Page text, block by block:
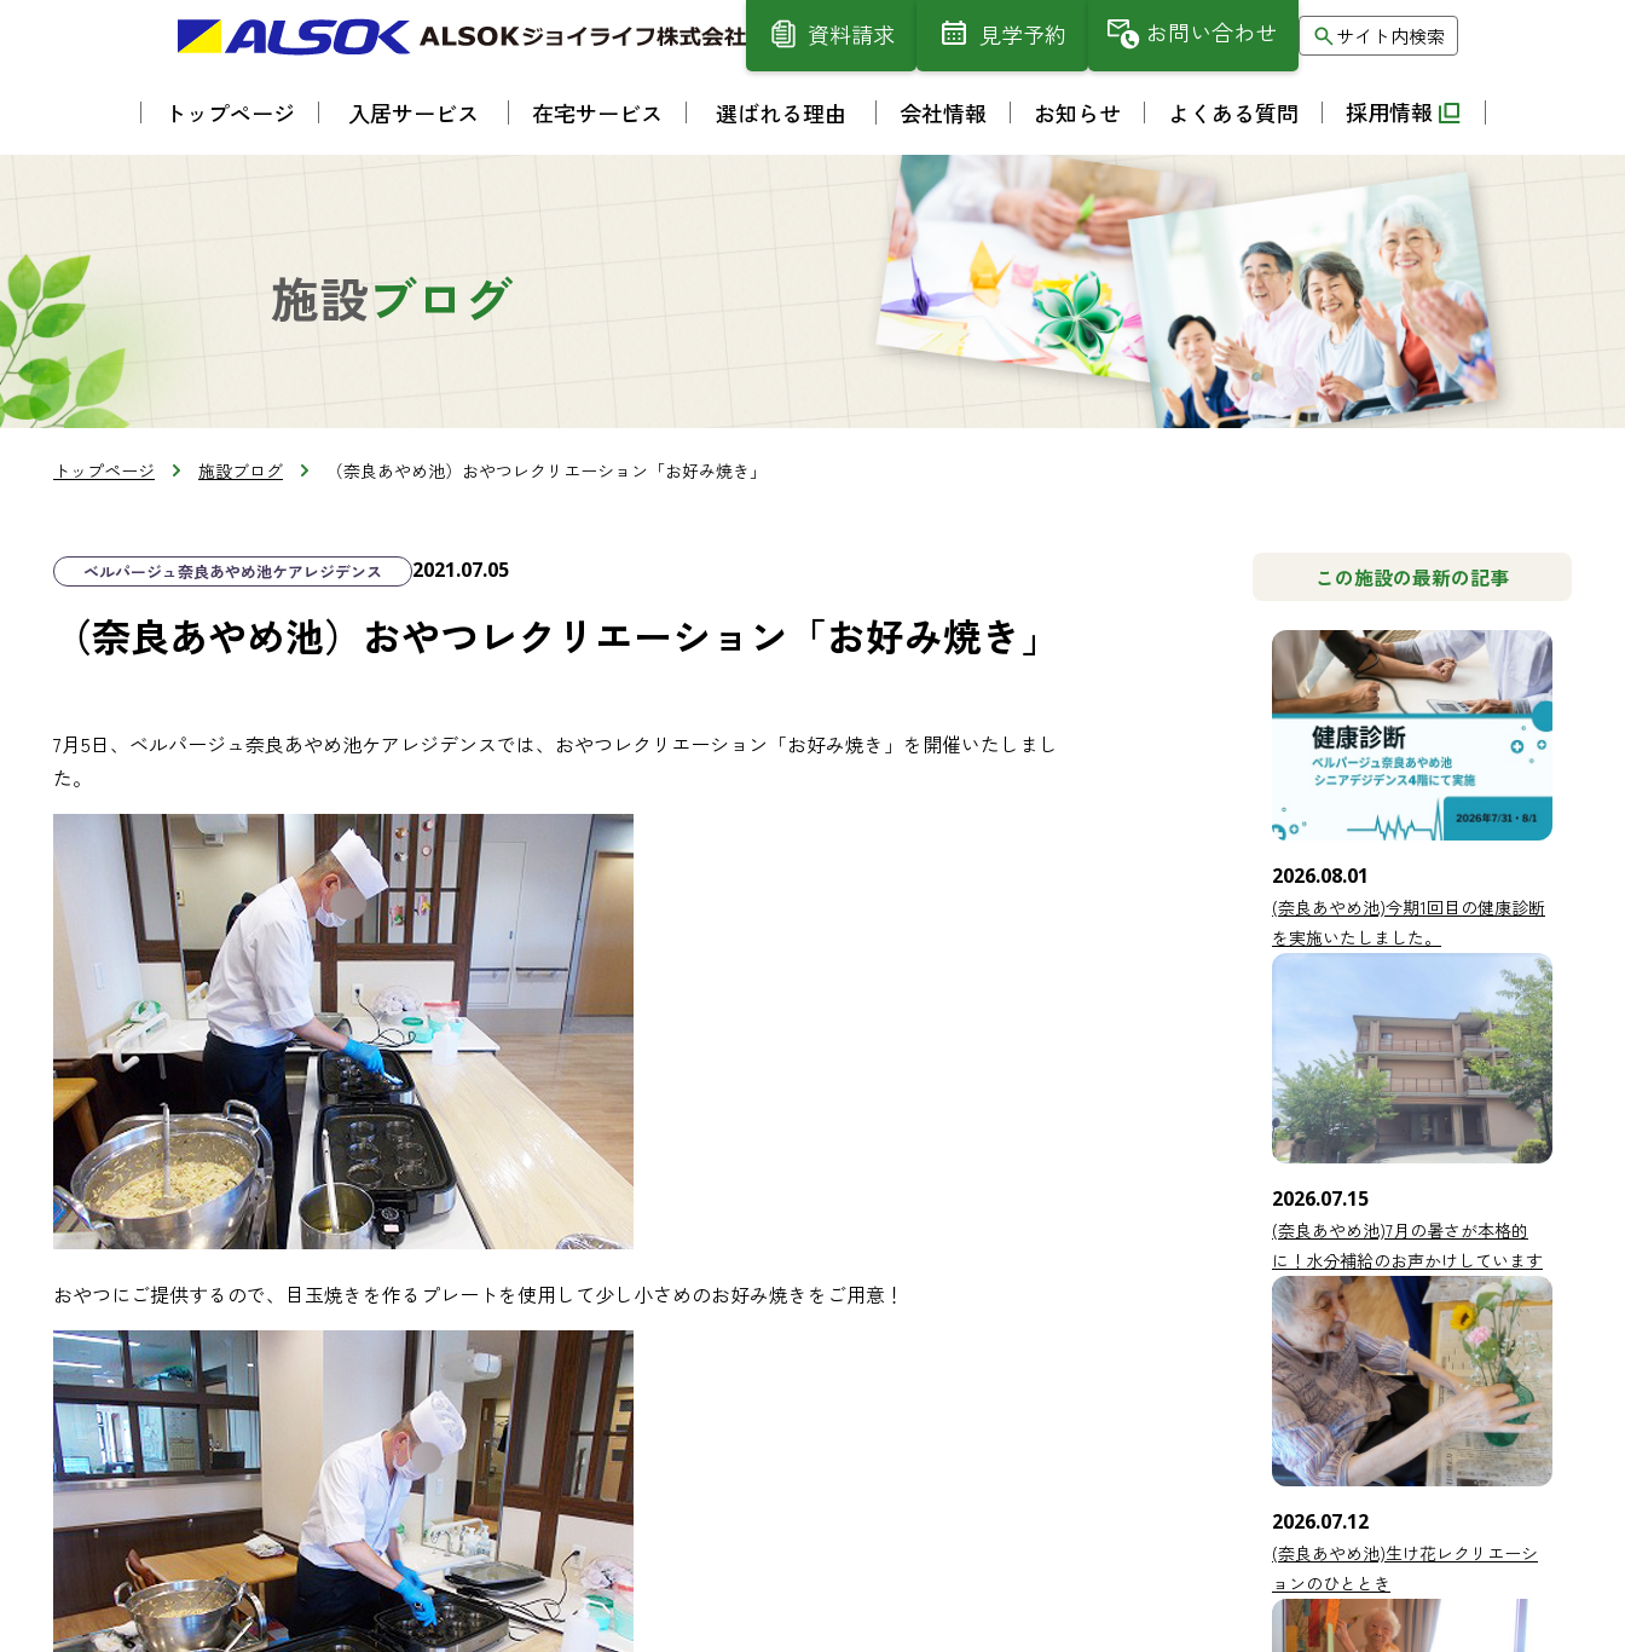
資料請求 見学予約 お問い合わせ サイト内検索
トップページ 入居サービス 在宅サービス 選ばれる理由 会社情報 お知らせ よくある質問 採用情報
施設ブログ
トップページ 施設ブログ （奈良あやめ池）おやつレクリエーション「お好み焼き」
ベルパージュ奈良あやめ池ケアレジデンス 2021.07.05
（奈良あやめ池）おやつレクリエーション「お好み焼き」
7月5日、ベルパージュ奈良あやめ池ケアレジデンスでは、おやつレクリエーション「お好み焼き」を開催いたしまし
た。
おやつにご提供するので、目玉焼きを作るプレートを使用して少し小さめのお好み焼きをご用意！
この施設の最新の記事
2026.08.01
(奈良あやめ池)今期1回目の健康診断
を実施いたしました。
2026.07.15
(奈良あやめ池)7月の暑さが本格的
に！水分補給のお声かけしています
2026.07.12
(奈良あやめ池)生け花レクリエーシ
ョンのひととき